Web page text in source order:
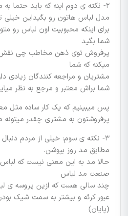
۲- نکته ی دوم اینه که باید حتما
مدل لباس هاتون رو بگیداین خیلی
برای اینکه محبوبیت اون لباس رو
شما بگید
پرفروش توی ذهن مخاطب چی نقش
میکنه که شما
مشتریان و مراجعه کنندگان
شما براش معتبر و مرجع به نظر
پس میبینیم که یک کار ساده مثل
پرفروشتون به مشتری چقدر میتونه
۳- نکته ی سوم: خیلی از مردم
مطابق مد روز بپوشن.
حالا مد به این معنی نیست که
صنعت مد لباس
چند سالی هست که ازین پروسه ی
عبور کرئه و بیشتر به سمت شیک
(پایان)